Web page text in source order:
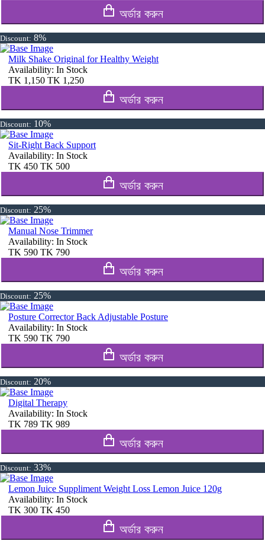
অর্ডার করুন
Discount: 8%
Milk Shake Original for Healthy Weight
Availability: In Stock
TK 1,150 TK 1,250
অর্ডার করুন
Discount: 10%
Sit-Right Back Support
Availability: In Stock
TK 450 TK 500
অর্ডার করুন
Discount: 25%
Manual Nose Trimmer
Availability: In Stock
TK 590 TK 790
অর্ডার করুন
Discount: 25%
Posture Corrector Back Adjustable Posture
Availability: In Stock
TK 590 TK 790
অর্ডার করুন
Discount: 20%
Digital Therapy
Availability: In Stock
TK 789 TK 989
অর্ডার করুন
Discount: 33%
Lemon Juice Suppliment Weight Loss Lemon Juice 120g
Availability: In Stock
TK 300 TK 450
অর্ডার করুন